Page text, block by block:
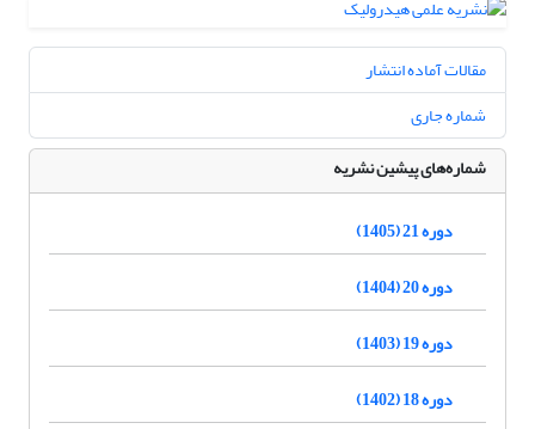
مقالات آماده انتشار
شماره جاری
شماره‌های پیشین نشریه
دوره 21 (1405)
دوره 20 (1404)
دوره 19 (1403)
دوره 18 (1402)